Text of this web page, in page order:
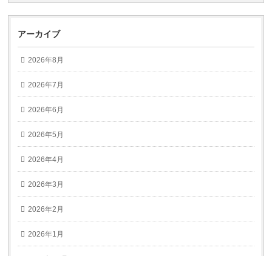
アーカイブ
2026年8月
2026年7月
2026年6月
2026年5月
2026年4月
2026年3月
2026年2月
2026年1月